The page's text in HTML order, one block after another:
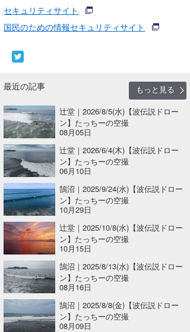
セキュリティサイト
国民のための情報セキュリティサイト
最近の記事
もっと見る
辻堂｜2026/8/5(水)【波伝説ドロー
ン】たっちーの空撮
08月05日
辻堂｜2026/6/4(木)【波伝説ドロー
ン】たっちーの空撮
06月10日
鵠沼｜2025/9/24(水)【波伝説ドロー
ン】たっちーの空撮
10月29日
辻堂｜2025/10/8(水)【波伝説ドロー
ン】たっちーの空撮
10月15日
鵠沼｜2025/8/13(水)【波伝説ドロー
ン】たっちーの空撮
08月16日
鵠沼｜2025/8/8(金)【波伝説ドロー
ン】たっちーの空撮
08月09日
熊谷素子
植村未来
NOBUFUKU
喜納海人
ECE
G◎Da
KID
KOBU
KY
MIN
mitz
OYZ
S.K
Soulman
VAGY
waka☆=
YUKI☆